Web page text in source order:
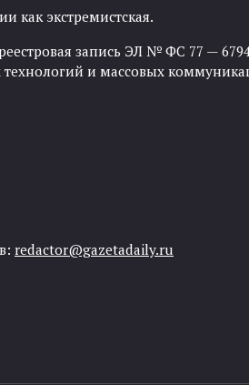
как экстремистская.
запись ЭЛ № ФС 77 —
и массовых
redactor@gazetadaily.ru